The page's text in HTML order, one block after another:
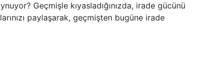
Geçmişle kıyasladığınızda, irade gücünü
paylaşarak, geçmişten bugüne irade